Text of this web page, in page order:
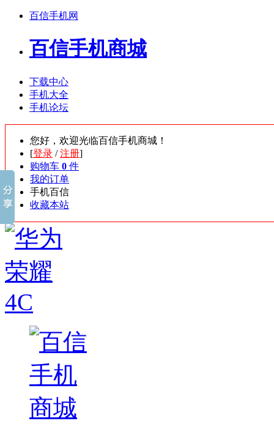
百信手机网
百信手机商城
下载中心
手机大全
手机论坛
您好，欢迎光临百信手机商城！
[登录 /注册]
购物车 0 件
我的订单
手机百信
收藏本站